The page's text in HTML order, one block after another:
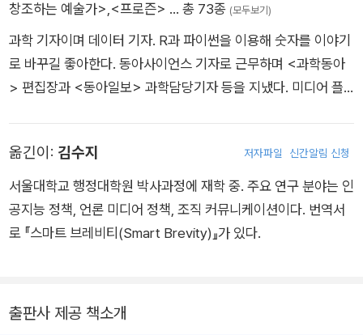
창조하는 예술가> <프로즌> … 총 73종 (모두보기)
과학 기자이며 데이터 기자. R과 파이썬을 이용해 숫자를 이야기
로 바꾸길 좋아한다. 동아사이언스 기자로 근무하며 <과학동아
> 편집장과 <동아일보> 과학담당기자 등을 지냈다. 미디어 플
근무하고 있다. ‘2008년 미국과학진흥협회AAAS 과학언론상’,
‘2020년 대한민국과학기자상’을 수상했다. 《사라져 가는 것들의
안부를 묻다》 《인류의 기원》(공저) 등을 썼고, 《스마트 브레비
티》(공역) 《화석맨》 《왜 맛있을까》 《사소한 것들의 과학》 《빌
옮긴이: 김수지 저자파일 신간알림 신청
서울대학교 행정대학원 박사과정에 재학 중. 주요 연구 분야는 인
공지능 정책, 언론 미디어 정책, 조직 커뮤니케이션이다. 번역서
로 『스마트 브레비티(Smart Brevity)』가 있다.
출판사 제공 책소개